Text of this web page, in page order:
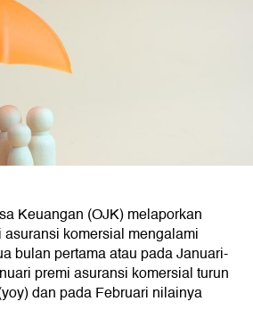
Keuangan (OJK) melaporkan
komersial mengalami
bulan pertama atau pada Januari-
premi asuransi komersial turun
dan pada Februari nilainya